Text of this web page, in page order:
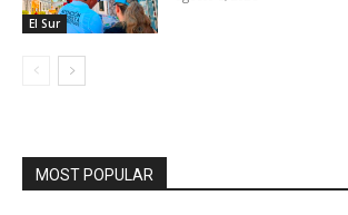
El Sur
MOST POPULAR